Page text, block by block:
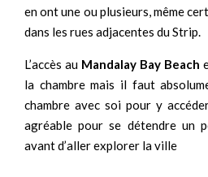
en ont une ou plusieurs, même
dans les rues adjacentes du Strip.
L’accès au Mandalay Bay Beach
la chambre mais il faut
chambre avec soi pour y
agréable pour se détendre un
avant d’aller explorer la ville